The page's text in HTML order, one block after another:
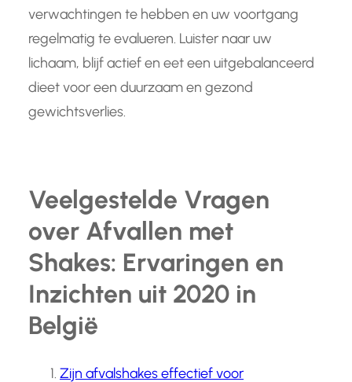
verwachtingen te hebben en uw voortgang
regelmatig te evalueren. Luister naar uw
lichaam, blijf actief en eet een uitgebalanceerd
dieet voor een duurzaam en gezond
gewichtsverlies.
Veelgestelde Vragen
over Afvallen met
Shakes: Ervaringen en
Inzichten uit 2020 in
België
Zijn afvalshakes effectief voor